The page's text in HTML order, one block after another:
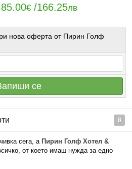
85.00€/166.25лв
нова оферта от Пирин Голф
се
8
сега, а Пирин Голф Хотел &
от което имаш нужда за едно